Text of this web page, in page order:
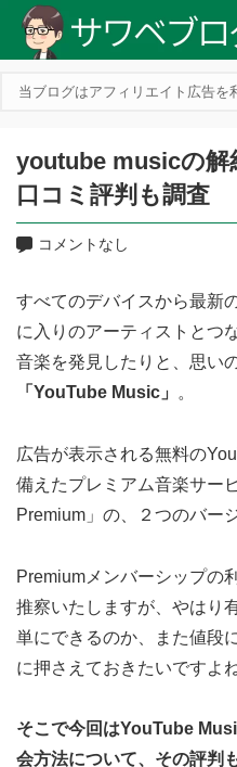
当ブログはアフィリエイト広告を
youtube musicの解
口コミ評判も調査
コメントなし
すべてのデバイスから最新
に入りのアーティストとつ
音楽を発見したりと、思い
「YouTube Music」
。
広告が表示される無料の
備えたプレミアム音楽サー
Premium」の、２つのバー
Premiumメンバーシップの
推察いたしますが、やはり
単にできるのか、また値段
に押さえておきたいですよね
そこで今回はYouTube
会方法について、その評判